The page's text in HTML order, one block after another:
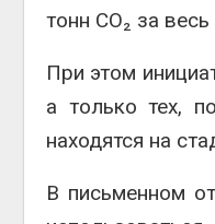
тонн CO₂ за
При этом
а только тех,
находятся на
В письменном